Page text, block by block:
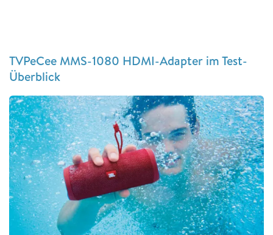
TVPeCee MMS-1080 HDMI-Adapter im Test-
Überblick